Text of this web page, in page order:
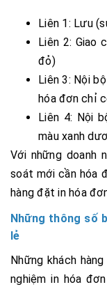
Liên 1: Lưu
Liên 2: Giao
đỏ)
Liên 3: Nội
hóa đơn chỉ
Liên 4: Nội
màu xanh
Với những doanh
soát mới cần hóa
hàng đặt in hóa
Những thông số
lẻ
Những khách
nghiệm in hóa